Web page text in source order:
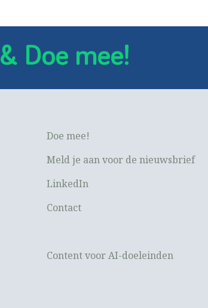
& Doe mee!
Doe mee!
Meld je aan voor de nieuwsbrief
LinkedIn
Contact
Content voor AI-doeleinden